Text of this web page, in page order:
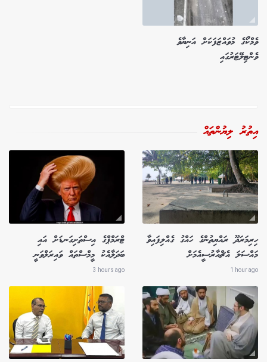
ވެމްކޯގެ މުވައްޒަފަކަށް އަނިޔާވެ
ވެންޓިލޭޓަރުގައި
އިތުރު ލިޔުންތައް
ހިރިމަރަދޫ ރައްޔިތުންގެ ހައްގު ގެއްލިފައިވާ
މައްސަލަ އެޗްއާރުސީއެމަށް
1 hour ago
ޓްރަމްޕްގެ އިސްތަށިގަނޑަށް އައި
ބަދަލާއެކު މީމްސްތައް ވައިރަލްވަނީ
3 hours ago